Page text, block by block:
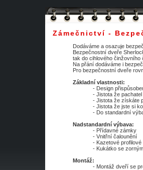
Zámečnictví -
Dodáváme a osazuje
Bezpečnostní dveře
tak do cihlového činžovního
Na přání dodáváme i
Pro bezpečnostní dveře
Základní vlastnosti:
- Design
- Jistota že
- Jistota že získáte
- Jistota že jste si
- Do standardní
Nadstandardní výbava:
- Přídavné zámky
- Vnitřní čalounění
- Kazetové
- Kukátko se
Montáž:
- Montáž dveří se